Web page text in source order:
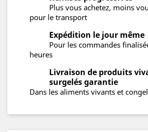
Plus vous achetez, moins
pour le transport
Expédition le jour même
Pour les commandes
heures
Livraison de produits
surgelés garantie
Dans les aliments vivants et